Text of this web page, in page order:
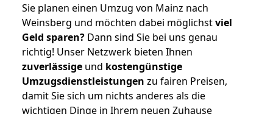
Sie planen einen Umzug von Mainz nach
Weinsberg und möchten dabei möglichstviel
Geld sparen? Dann sind Sie bei uns genau
richtig! Unser Netzwerk bieten Ihnen
zuverlässige und kostengünstige
Umzugsdienstleistungen zu fairen Preisen,
damit Sie sich um nichts anderes als die
wichtigen Dinge in Ihrem neuen Zuhause